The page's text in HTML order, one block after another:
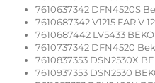
7610637342 DFN4520S
7610687342 V1215 FAR V
7610687442 LV5433
7610737342 DFN4520
7610837353 DSN2530X
7610937353 DSN2530